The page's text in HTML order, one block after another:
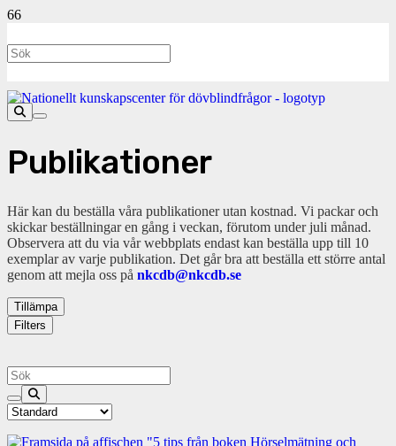
Publikationer
Här kan du beställa våra publikationer utan kostnad. Vi packar och
skickar beställningar en gång i veckan, förutom under juli månad.
Observera att du via vår webbplats endast kan beställa upp till 10
exemplar av varje publikation. Det går bra att beställa ett större antal
genom att mejla oss på nkcdb@nkcdb.se
Tillämpa
Filters